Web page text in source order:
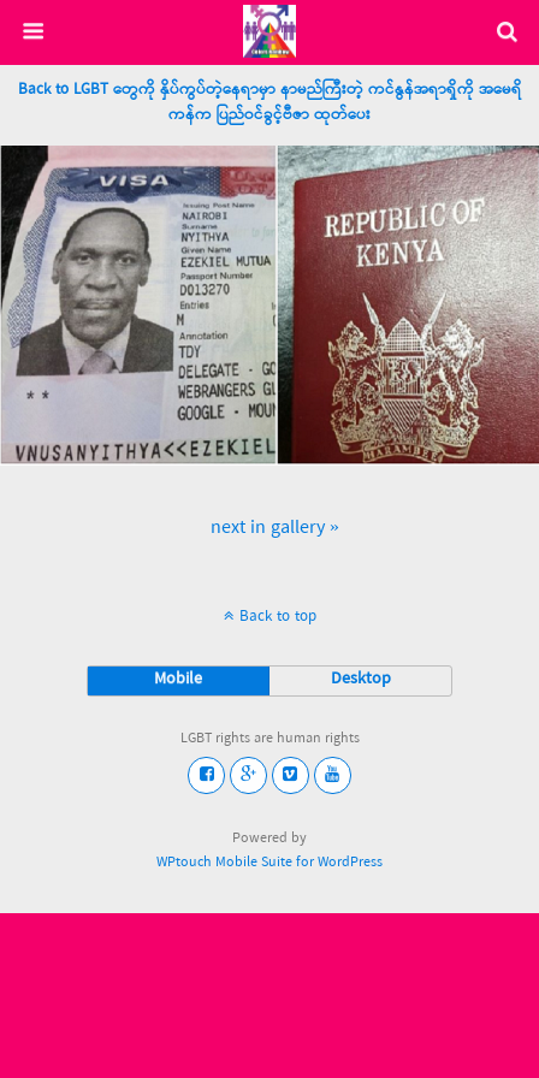
Back to LGBT တွေကို နှိပ်ကွပ်တဲ့နေရာမှာ နာမည်ကြီးတဲ့ ကင်နွန်အရာရှိကို အမေရိ
ကန်က ပြည်ဝင်ခွင့်ဗီဇာ ထုတ်ပေး
next in gallery »
Back to top
Mobile Desktop
LGBT rights are human rights
Powered by
WPtouch Mobile Suite for WordPress